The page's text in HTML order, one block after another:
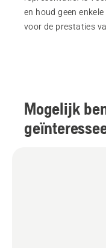
en houd geen
voor de prestaties
Mogelijk